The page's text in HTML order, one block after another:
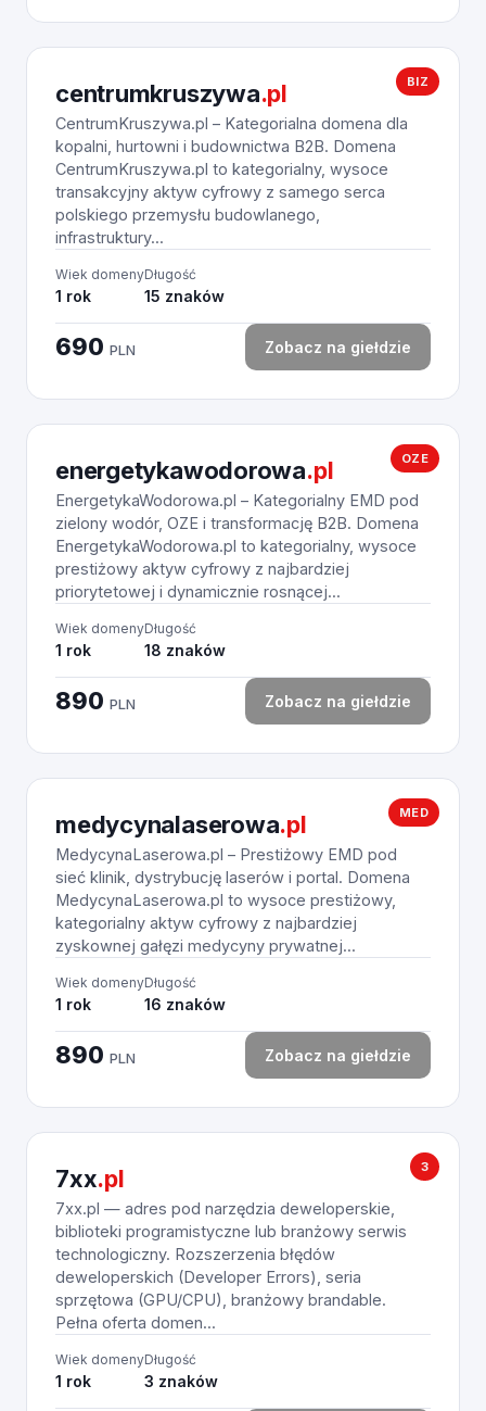
BIZ
centrumkruszywa.pl
CentrumKruszywa.pl – Kategorialna domena dla
kopalni, hurtowni i budownictwa B2B. Domena
CentrumKruszywa.pl to kategorialny, wysoce
transakcyjny aktyw cyfrowy z samego serca
polskiego przemysłu budowlanego,
infrastruktury...
Wiek domeny
1 rok
Długość
15 znaków
690 PLN Zobacz na giełdzie
OZE
energetykawodorowa.pl
EnergetykaWodorowa.pl – Kategorialny EMD pod
zielony wodór, OZE i transformację B2B. Domena
EnergetykaWodorowa.pl to kategorialny, wysoce
prestiżowy aktyw cyfrowy z najbardziej
priorytetowej i dynamicznie rosnącej...
Wiek domeny
1 rok
Długość
18 znaków
890 PLN Zobacz na giełdzie
MED
medycynalaserowa.pl
MedycynaLaserowa.pl – Prestiżowy EMD pod
sieć klinik, dystrybucję laserów i portal. Domena
MedycynaLaserowa.pl to wysoce prestiżowy,
kategorialny aktyw cyfrowy z najbardziej
zyskownej gałęzi medycyny prywatnej...
Wiek domeny
1 rok
Długość
16 znaków
890 PLN Zobacz na giełdzie
3
7xx.pl
7xx.pl — adres pod narzędzia deweloperskie,
biblioteki programistyczne lub branżowy serwis
technologiczny. Rozszerzenia błędów
deweloperskich (Developer Errors), seria
sprzętowa (GPU/CPU), branżowy brandable.
Pełna oferta domen...
Wiek domeny
1 rok
Długość
3 znaków